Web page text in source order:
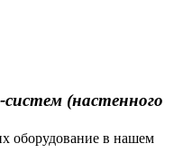
(настенного
оборудование в нашем